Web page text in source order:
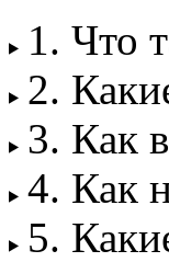
1. Что
2.
3. Как
4. Как
5.